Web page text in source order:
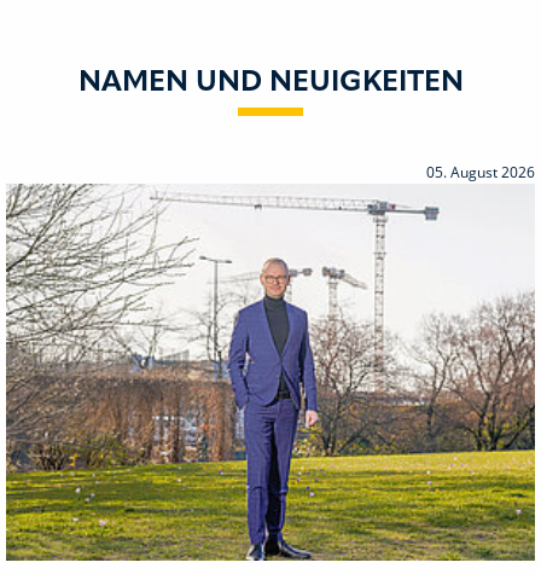
NAMEN UND NEUIGKEITEN
05. August 2026